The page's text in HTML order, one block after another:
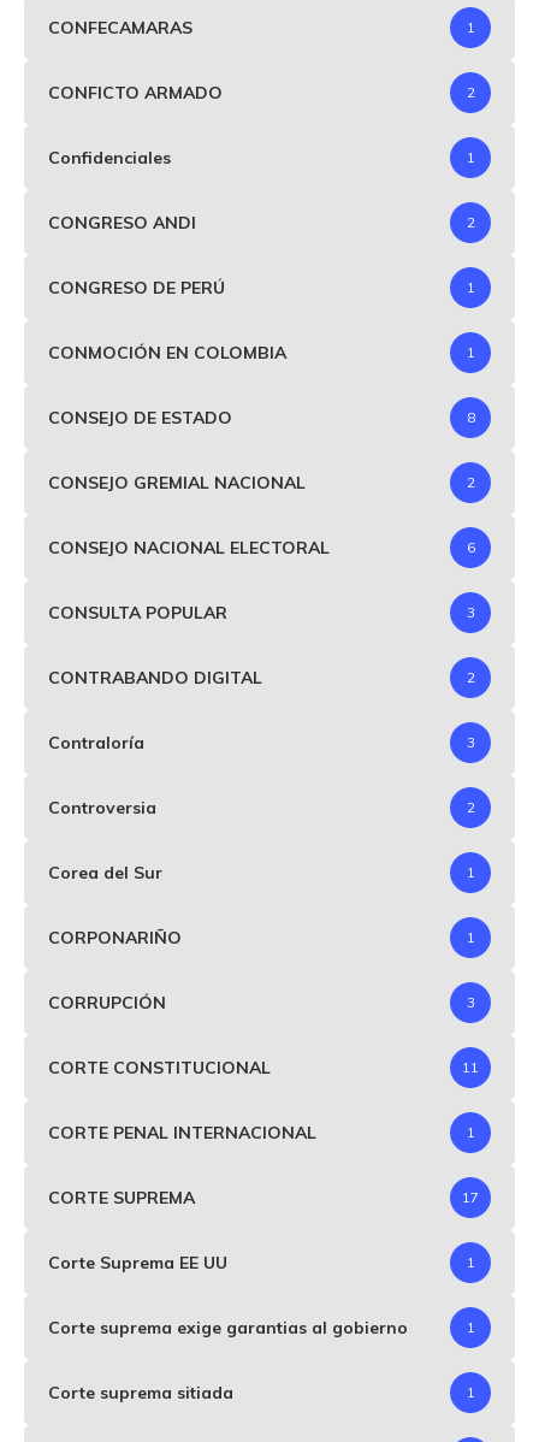
CONFECAMARAS 1
CONFICTO ARMADO 2
Confidenciales 1
CONGRESO ANDI 2
CONGRESO DE PERÚ 1
CONMOCIÓN EN COLOMBIA 1
CONSEJO DE ESTADO 8
CONSEJO GREMIAL NACIONAL 2
CONSEJO NACIONAL ELECTORAL 6
CONSULTA POPULAR 3
CONTRABANDO DIGITAL 2
Contraloría 3
Controversia 2
Corea del Sur 1
CORPONARIÑO 1
CORRUPCIÓN 3
CORTE CONSTITUCIONAL 11
CORTE PENAL INTERNACIONAL 1
CORTE SUPREMA 17
Corte Suprema EE UU 1
Corte suprema exige garantias al gobierno 1
Corte suprema sitiada 1